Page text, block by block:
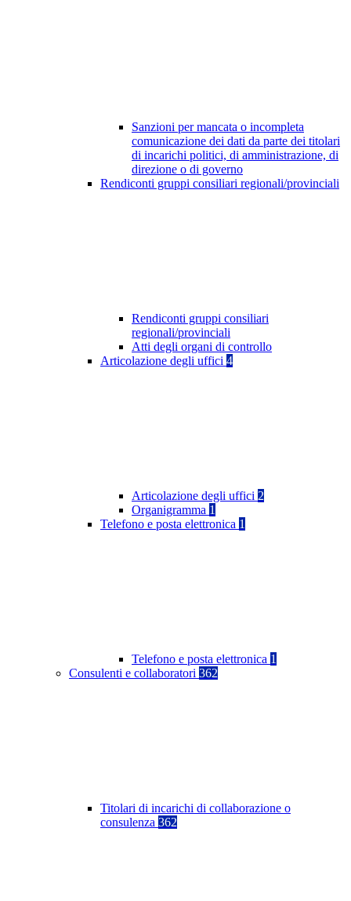
Sanzioni per mancata o incompleta
comunicazione dei dati da parte dei titolari
di incarichi politici, di amministrazione, di
direzione o di governo
Rendiconti gruppi consiliari regionali/provinciali
Rendiconti gruppi consiliari
regionali/provinciali
Atti degli organi di controllo
Articolazione degli uffici 4
Articolazione degli uffici 2
Organigramma 1
Telefono e posta elettronica 1
Telefono e posta elettronica 1
Consulenti e collaboratori 362
Titolari di incarichi di collaborazione o
consulenza 362